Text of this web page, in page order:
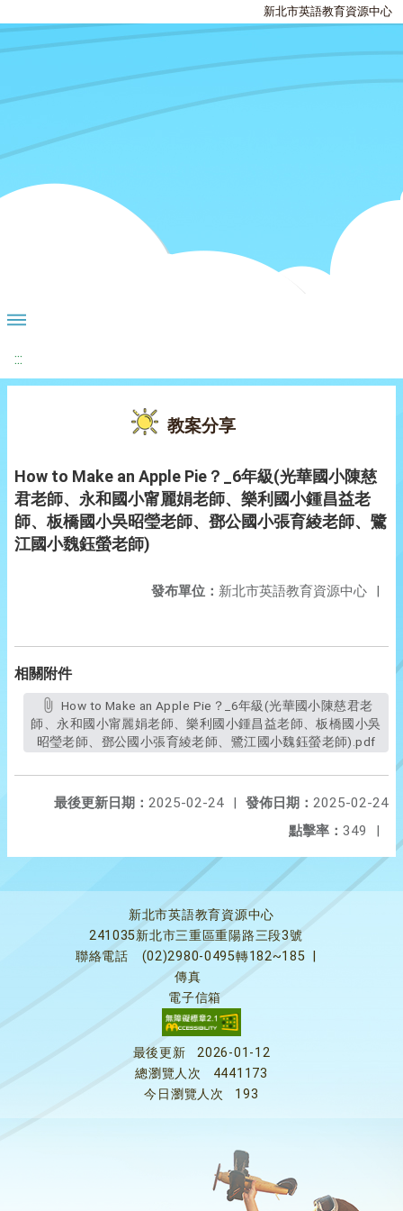
新北市英語教育資源中心
:::
教案分享
How to Make an Apple Pie？_6年級(光華國小陳慈
君老師、永和國小甯麗娟老師、樂利國小鍾昌益老
師、板橋國小吳昭瑩老師、鄧公國小張育綾老師、鷺
江國小魏鈺螢老師)
發布單位： 新北市英語教育資源中心 |
相關附件
師、永和國小甯麗娟老師、樂利國小鍾昌益老師、板橋國小吳
昭瑩老師、鄧公國小張育綾老師、鷺江國小魏鈺螢老師).pdf
發佈日期： 2025-02-24
最後更新日期： 2025-02-24
|
點擊率： 349 |
新北市英語教育資源中心
241035新北市三重區重陽路三段3號
聯絡電話
(02)2980-0495轉182~185
傳真
電子信箱
最後更新
2026-01-12
總瀏覽人次
4441173
今日瀏覽人次
193